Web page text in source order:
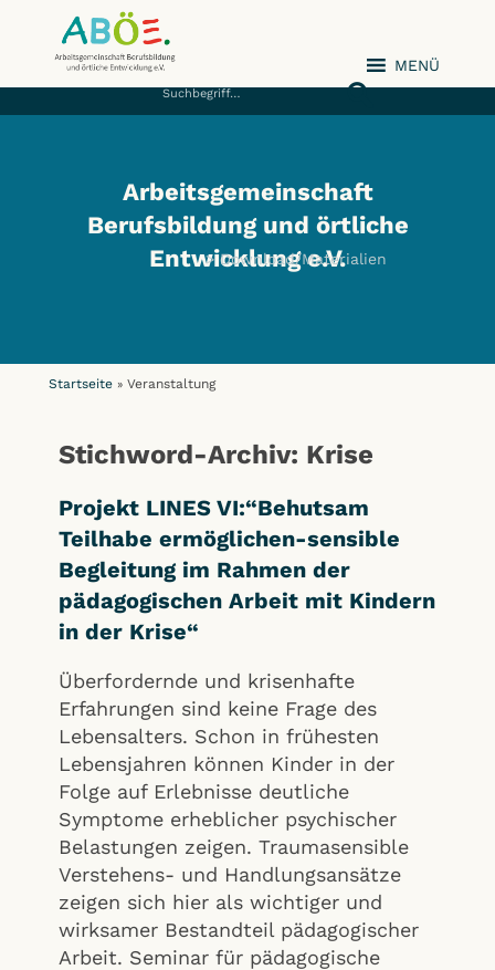
Download/Materialien
MENÜ
Arbeitsgemeinschaft
Berufsbildung und örtliche
Entwicklung e.V.
Startseite » Veranstaltung
Stichword-Archiv: Krise
Projekt LINES VI:“Behutsam
Teilhabe ermöglichen-sensible
Begleitung im Rahmen der
pädagogischen Arbeit mit Kindern
in der Krise“
Überfordernde und krisenhafte
Erfahrungen sind keine Frage des
Lebensalters. Schon in frühesten
Lebensjahren können Kinder in der
Folge auf Erlebnisse deutliche
Symptome erheblicher psychischer
Belastungen zeigen. Traumasensible
Verstehens- und Handlungsansätze
zeigen sich hier als wichtiger und
wirksamer Bestandteil pädagogischer
Arbeit. Seminar für pädagogische